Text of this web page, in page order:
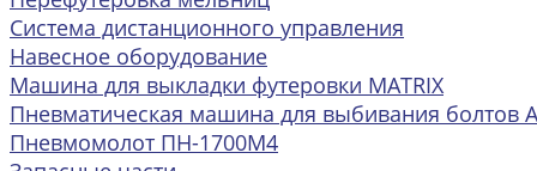
Система дистанционного управления
Навесное оборудование
Машина для выкладки футеровки MATRIX
Пневматическая машина для выбивания болтов
Пневмомолот ПН-1700М4